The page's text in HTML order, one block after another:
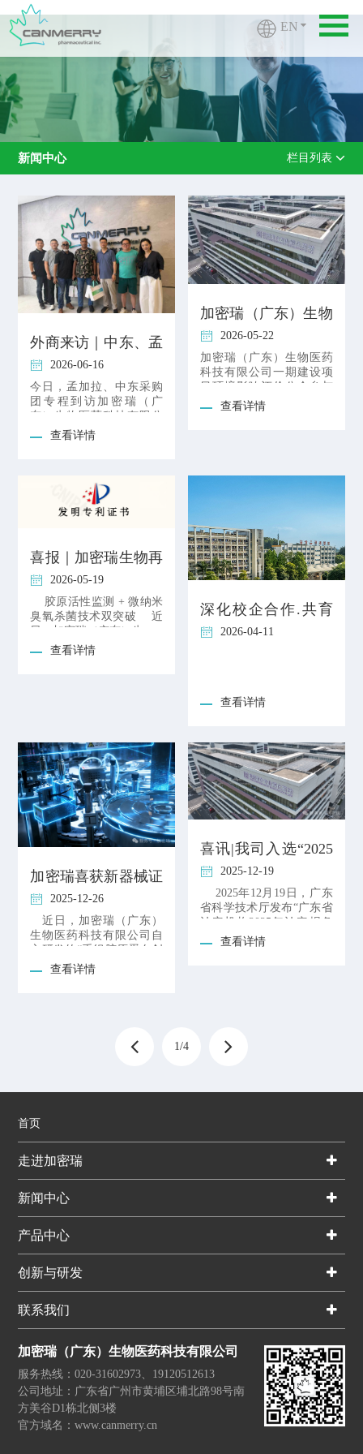
EN
新闻中心 栏目列表
外商来访｜中东、孟
加拉采购团到访加密
瑞生物医药，双方洽
谈胶原蛋白原料及制
中东及东南亚市场新
2026-06-16
今日，孟加拉、中东采购
团专程到访加密瑞（广
东）生物医药科技有限公
司，公司核心负责人罗
查看详情
加密瑞（广东）生物
医药科技有限公司一
期建设项目环境影响
评价公众参与第二次
2026-05-22
加密瑞（广东）生物医药
科技有限公司一期建设项
目环境影响评价公众参与
第二次信息公示 遵照《环
境影响评价公众参与办
查看详情
喜报｜加密瑞生物再
获两项国家发明专利
授权！
2026-05-19
胶原活性监测 + 微纳米
臭氧杀菌技术双突破 近
日，加密瑞（广东）生
查看详情
深化校企合作.共育
医药工匠
2026-04-11
查看详情
加密瑞喜获新器械证
加密瑞中国将落地国
际先进的生产工艺及
领先的生物抗衰制剂
2025-12-26
近日，加密瑞（广东）
生物医药科技有限公司自
主研发的“重组胶原蛋白创
面敷贴” 正式获得医疗器
查看详情
喜讯|我司入选“2025
年第二批高新技术企
业”
2025-12-19
2025年12月19日，广东
省科学技术厅发布“广东省
认定机构2025年认定报备
的第二批高新技
查看详情
1/4
首页
走进加密瑞
新闻中心
产品中心
创新与研发
联系我们
加密瑞（广东）生物医药科技有限公司
服务热线：020-31602973、19120512613
公司地址：广东省广州市黄埔区埔北路98号南
方美谷D1栋北侧3楼
官方域名：www.canmerry.cn